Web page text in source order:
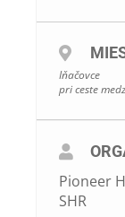
Iňačovce
pri ceste
Pioneer
SHR